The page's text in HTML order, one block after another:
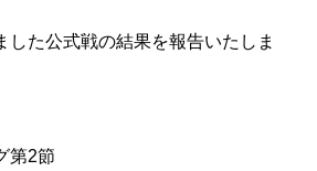
した公式戦の結果を報告いたしま
第2節